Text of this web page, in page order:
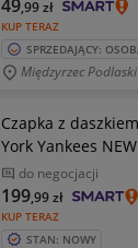
KUP TERAZ
49,99zł
SPRZEDAJĄCY:
Międzyrzec Podlaski
Czapka z
York Yankees
do negocjacji
KUP TERAZ
199,99zł
STAN: NOWY